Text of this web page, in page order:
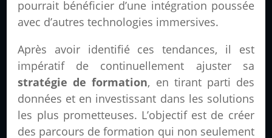
pourrait bénéficier d’une intégration poussée
avec d’autres technologies immersives.
Après avoir identifié ces tendances, il est
impératif de continuellement ajuster sa
stratégie de formation, en tirant parti des
données et en investissant dans les solutions
les plus prometteuses. L’objectif est de créer
des parcours de formation qui non seulement